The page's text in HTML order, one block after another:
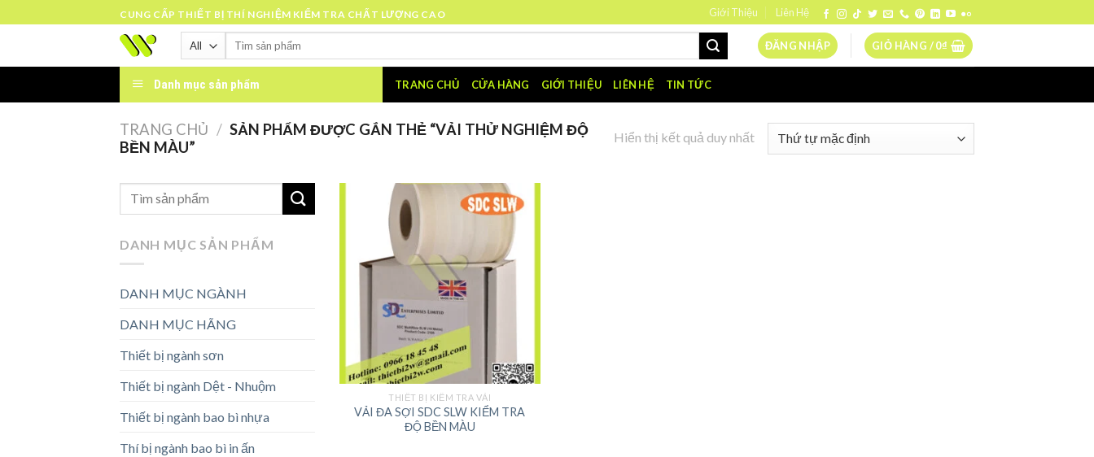
to
CUNG CẤP THIẾT BỊ THÍ NGHIỆM KIỂM TRA CHẤT LƯỢNG CAO Giới Thiệu Liên Hệ
Tìm
ĐĂNG NHẬP GIỎ HÀNG /0₫
Danh mục sản phẩm TRANG CHỦ CỬA HÀNG GIỚI THIỆU LIÊN HỆ TIN TỨC
TRANG CHỦ / SẢN PHẨM ĐƯỢC GẮN THẺ “VẢI THỬ NGHIỆM ĐỘ
BỀN MÀU”
Hiển thị kết quả duy nhất
DANH MỤC SẢN PHẨM
DANH MỤC NGÀNH
DANH MỤC HÃNG
Thiết bị ngành sơn
Thiết bị ngành Dệt - Nhuộm
Thiết bị ngành bao bì nhựa
Thí bị ngành bao bì in ấn
THIẾT BỊ KIỂM TRA VẢI
VẢI ĐA SỢI SDC SLW KIỂM TRA
ĐỘ BỀN MÀU